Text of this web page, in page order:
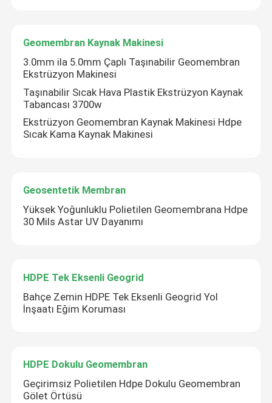
Geomembran Kaynak Makinesi
3.0mm ila 5.0mm Çaplı Taşınabilir Geomembran
Ekstrüzyon Makinesi
Taşınabilir Sıcak Hava Plastik Ekstrüzyon Kaynak
Tabancası 3700w
Ekstrüzyon Geomembran Kaynak Makinesi Hdpe
Sıcak Kama Kaynak Makinesi
Geosentetik Membran
Yüksek Yoğunluklu Polietilen Geomembrana Hdpe
30 Mils Astar UV Dayanımı
HDPE Tek Eksenli Geogrid
Bahçe Zemin HDPE Tek Eksenli Geogrid Yol
İnşaatı Eğim Koruması
HDPE Dokulu Geomembran
Geçirimsiz Polietilen Hdpe Dokulu Geomembran
Gölet Örtüsü